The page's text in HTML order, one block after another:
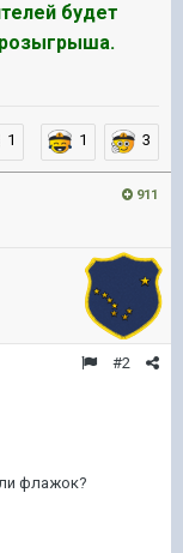
будет
1 1 3
911
#2
флажок?